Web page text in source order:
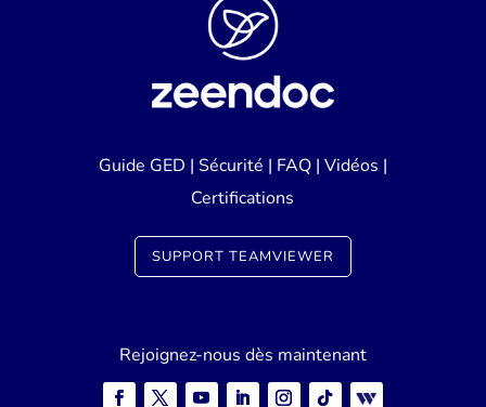
Guide GED | Sécurité | FAQ| Vidéos |
Certifications
SUPPORT TEAMVIEWER
Rejoignez-nous dès maintenant